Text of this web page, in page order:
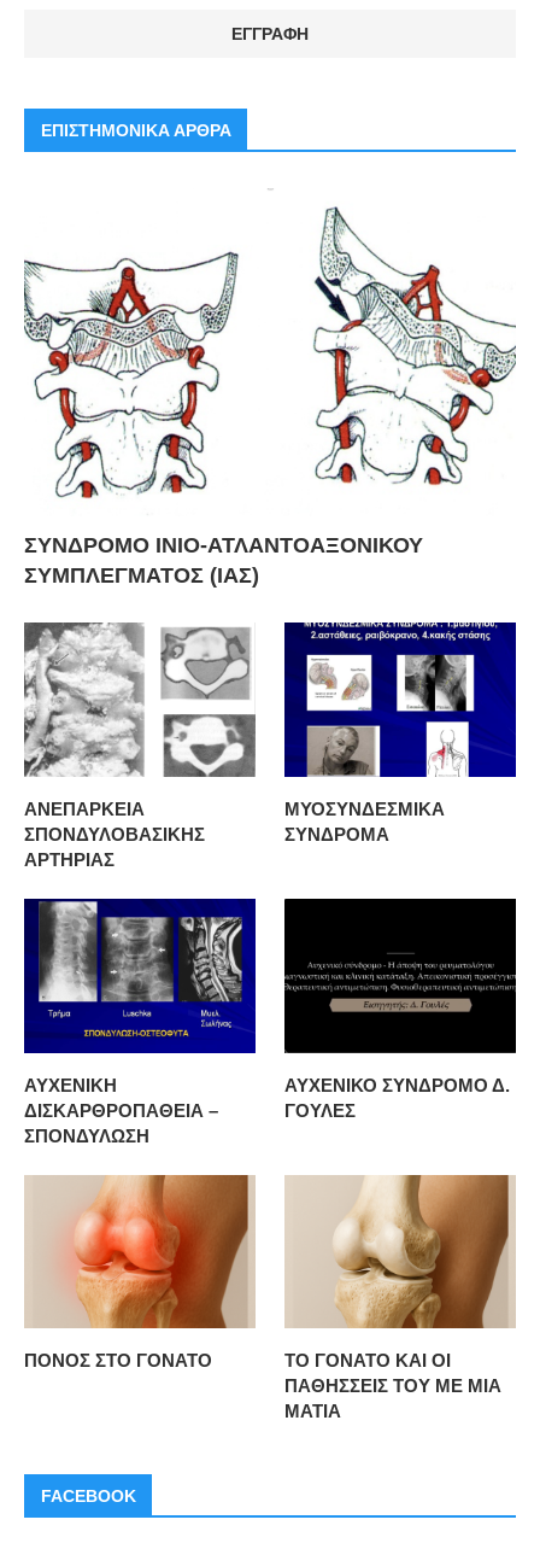
ΕΠΙΣΤΗΜΟΝΙΚΑ ΑΡΘΡΑ
ΣΥΝΔΡΟΜΟ ΙΝΙΟ-ΑΤΛΑΝΤΟΑΞΟΝΙΚΟΥ
ΣΥΜΠΛΕΓΜΑΤΟΣ (ΙΑΣ)
ΑΝΕΠΑΡΚΕΙΑ
ΣΠΟΝΔΥΛΟΒΑΣΙΚΗΣ
ΑΡΤΗΡΙΑΣ
ΜΥΟΣΥΝΔΕΣΜΙΚΑ
ΣΥΝΔΡΟΜΑ
ΑΥΧΕΝΙΚΗ
ΔΙΣΚΑΡΘΡΟΠΑΘΕΙΑ –
ΣΠΟΝΔΥΛΩΣΗ
ΑΥΧΕΝΙΚΟ ΣΥΝΔΡΟΜΟ Δ.
ΓΟΥΛΕΣ
ΠΟΝΟΣ ΣΤΟ ΓΟΝΑΤΟ
ΤΟ ΓΟΝΑΤΟ ΚΑΙ ΟΙ
ΠΑΘΗΣΣΕΙΣ ΤΟΥ ΜΕ ΜΙΑ
ΜΑΤΙΑ
FACEBOOK